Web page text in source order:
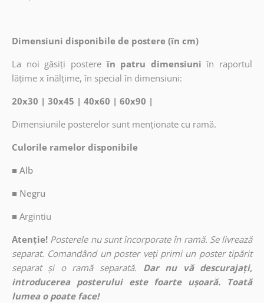
Dimensiuni disponibile de postere (în cm)
La noi găsiți postere în patru dimensiuni în raportul
lățime x înălțime, în special în dimensiuni:
20x30 | 30x45 | 40x60 | 60x90 |
Dimensiunile posterelor sunt menționate cu ramă.
Culorile ramelor disponibile
■ Alb
■ Negru
■ Argintiu
Atenție! Posterele nu sunt încorporate în ramă. Se livrează
separat. Comandând un poster veți primi un poster tipărit
separat și o ramă separată.
Dar nu vă descurajați,
introducerea posterului este foarte ușoară. Toată
lumea o poate face!